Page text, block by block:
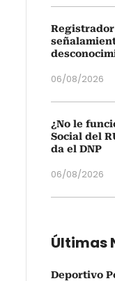
06/08/2026
¿No le
Social del
da el DNP
06/08/2026
Últimas
Deportivo